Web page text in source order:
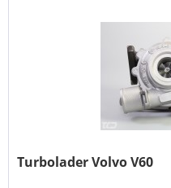
Turbolader Volvo V60